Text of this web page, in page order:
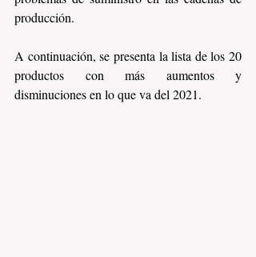
producción.
A continuación, se presenta la lista de los 20
productos con más aumentos y
disminuciones en lo que va del 2021.